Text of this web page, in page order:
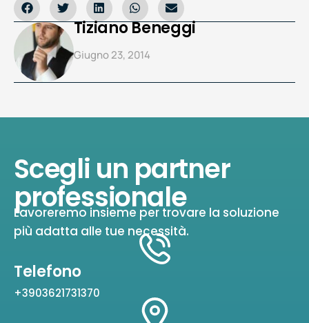
Tiziano Beneggi
Giugno 23, 2014
Scegli un partner
professionale
Lavoreremo insieme per trovare la soluzione
più adatta alle tue necessità.
Telefono
+3903621731370